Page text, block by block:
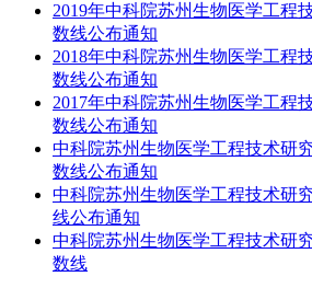
2019年中科院苏州生物医学工程
数线公布通知
2018年中科院苏州生物医学工程
数线公布通知
2017年中科院苏州生物医学工程
数线公布通知
中科院苏州生物医学工程技术研
数线公布通知
中科院苏州生物医学工程技术研
线公布通知
中科院苏州生物医学工程技术研
数线